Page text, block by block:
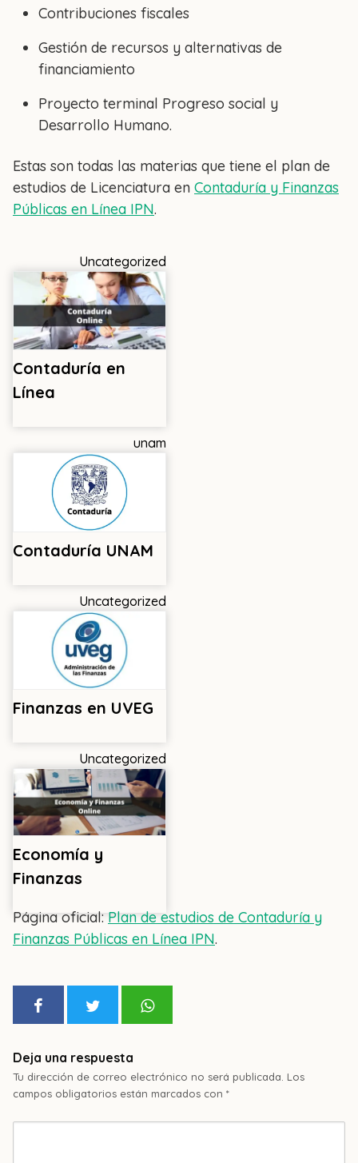
Contribuciones fiscales
Gestión de recursos y alternativas de
financiamiento
Proyecto terminal Progreso social y
Desarrollo Humano.
Estas son todas las materias que tiene el plan de
estudios de Licenciatura en Contaduría y Finanzas
Públicas en Línea IPN.
Uncategorized
Contaduría en
Línea
unam
Contaduría UNAM
Uncategorized
Finanzas en UVEG
Uncategorized
Economía y
Finanzas
Página oficial: Plan de estudios de Contaduría y
Finanzas Públicas en Línea IPN.
Deja una respuesta
Tu dirección de correo electrónico no será publicada. Los
campos obligatorios están marcados con *